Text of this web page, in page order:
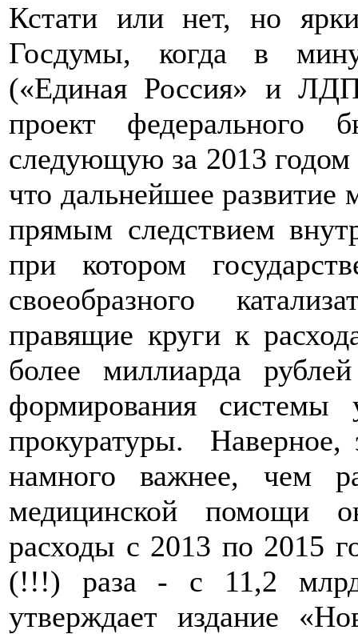
Кстати или нет, но
Госдумы, когда в
(«Единая Россия» и
проект
следующую за 2013
что дальнейшее развитие
прямым следствием
при котором
своеобразного
правящие круги к
более миллиарда
формирования системы
прокуратуры. Наверное,
намного важнее, чем
медицинской помощи
расходы с 2013 по 2015
(!!!) раза - с 11,2
утверждает издание